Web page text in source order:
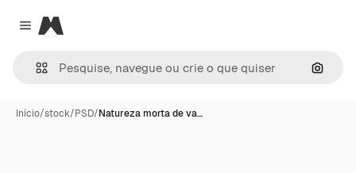
Close menu
Magnific
Início/stock/PSD/Natureza morta de va…